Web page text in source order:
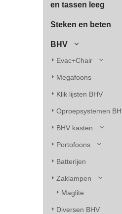
en tassen leeg
Steken en beten
BHV
Evac+Chair
Megafoons
Klik lijsten BHV
Oproepsystemen
BHV kasten
Portofoons
Batterijen
Zaklampen
Maglite
Diversen BHV